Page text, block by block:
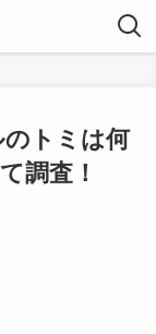
トミは何
調査！